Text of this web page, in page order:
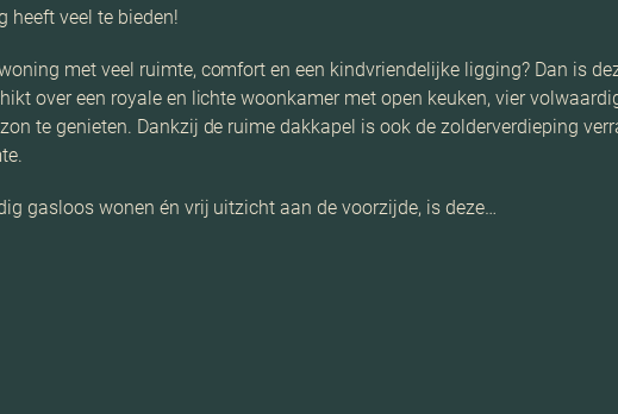
heeft veel te bieden!
met veel ruimte, comfort en een kindvriendelijke ligging? Dan is
over een royale en lichte woonkamer met open keuken, vier
te genieten. Dankzij de ruime dakkapel is ook de zolderverdieping
gasloos wonen én vrij uitzicht aan de voorzijde, is deze…